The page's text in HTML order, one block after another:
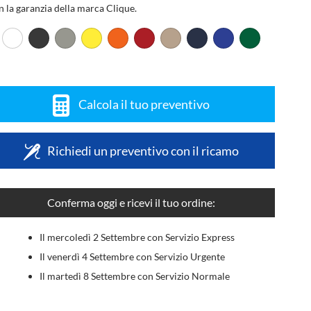
la garanzia della marca Clique.
Calcola il tuo preventivo
Richiedi un preventivo con il ricamo
Conferma oggi e ricevi il tuo ordine:
Il mercoledì 2 Settembre con Servizio Express
Il venerdì 4 Settembre con Servizio Urgente
Il martedì 8 Settembre con Servizio Normale